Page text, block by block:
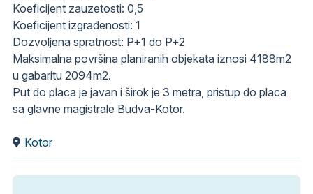
Koeficijent zauzetosti: 0,5
Koeficijent izgrađenosti: 1
Dozvoljena spratnost: P+1 do P+2
Maksimalna površina planiranih objekata iznosi 4188m2
u gabaritu 2094m2.
Put do placa je javan i širok je 3 metra, pristup do placa
sa glavne magistrale Budva-Kotor.
Kotor